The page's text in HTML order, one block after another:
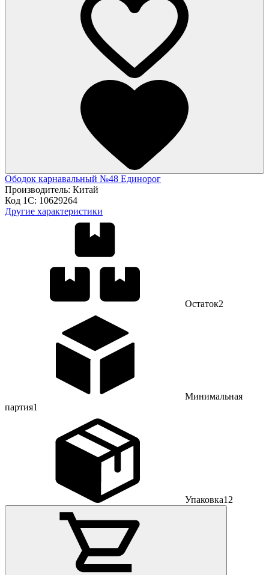
Ободок карнавальный №48 Единорог
Производитель: Китай
Код 1С: 10629264
Другие характеристики
Остаток2
Минимальная
партия1
Упаковка12